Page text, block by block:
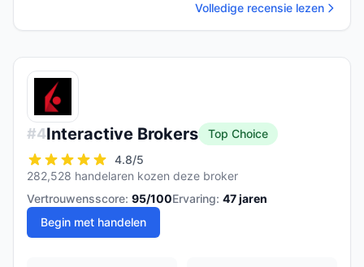
Volledige recensie lezen
#4Interactive Brokers
Top Choice
4.8/5
282,528 handelaren kozen deze broker
Vertrouwensscore: 95/100Ervaring: 47jaren
Begin met handelen